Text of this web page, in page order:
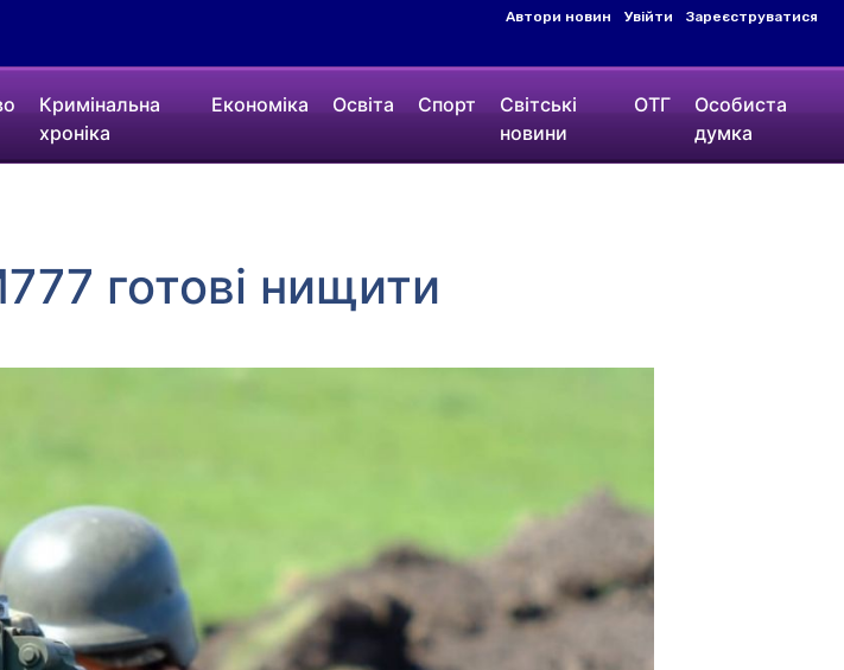
Автори новин Увійти Зареєструватися
Кримінальна
хроніка
Економіка Освіта Спорт
Світські
новини
ОТГ
Особиста
думка
готові нищити